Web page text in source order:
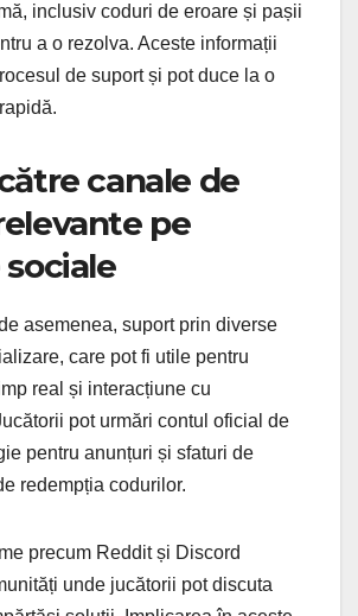
inclusiv coduri de eroare și pașii
a o rezolva. Aceste informații
de suport și pot duce la o
canale de
pe
asemenea, suport prin diverse
care pot fi utile pentru
real și interacțiune cu
pot urmări contul oficial de
pentru anunțuri și sfaturi de
redempția codurilor.
precum Reddit și Discord
unde jucătorii pot discuta